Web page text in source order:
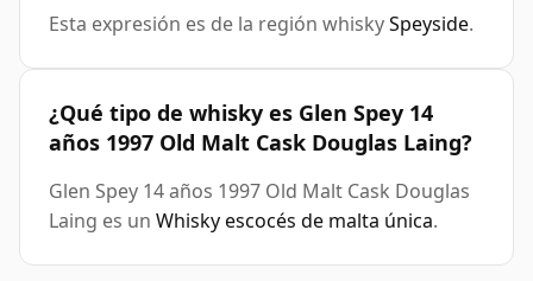
Esta expresión es de la región whiskySpeyside.
¿Qué tipo de whisky es Glen Spey 14
años 1997 Old Malt Cask Douglas Laing?
Glen Spey 14 años 1997 Old Malt Cask Douglas
Laing es un Whisky escocés de malta única.